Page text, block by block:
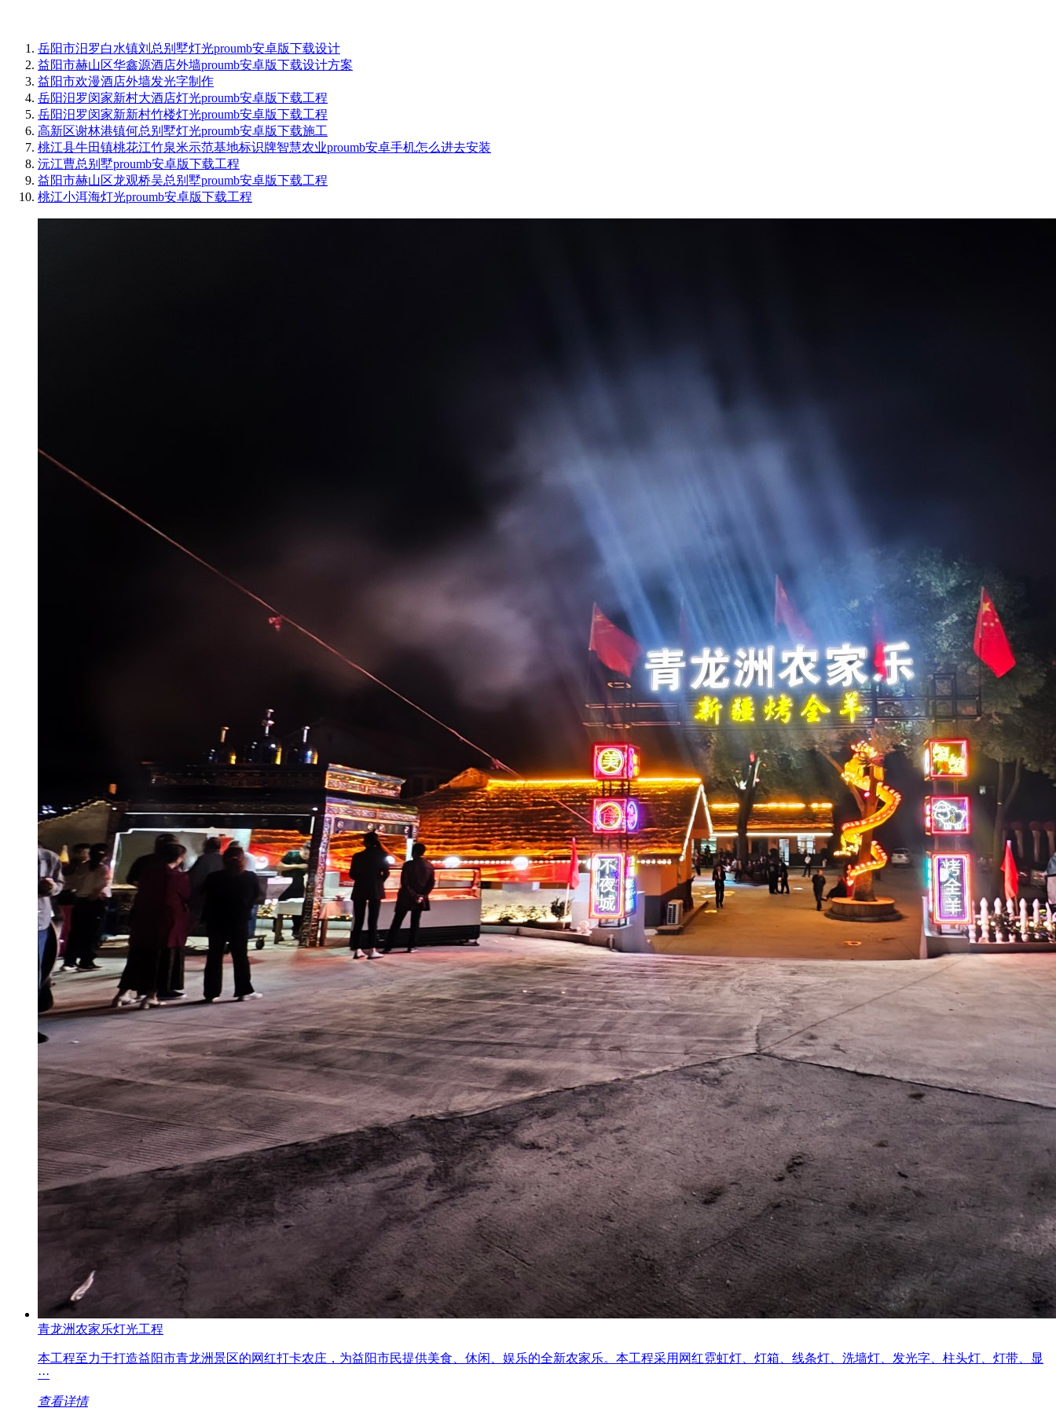
岳阳市汨罗白水镇刘总别墅灯光proumb安卓版下载设计
益阳市赫山区华鑫源酒店外墙proumb安卓版下载设计方案
益阳市欢漫酒店外墙发光字制作
岳阳汨罗闵家新村大酒店灯光proumb安卓版下载工程
岳阳汨罗闵家新新村竹楼灯光proumb安卓版下载工程
高新区谢林港镇何总别墅灯光proumb安卓版下载施工
桃江县牛田镇桃花江竹泉米示范基地标识牌智慧农业proumb安卓手机怎么进去安装
沅江曹总别墅proumb安卓版下载工程
益阳市赫山区龙观桥吴总别墅proumb安卓版下载工程
桃江小洱海灯光proumb安卓版下载工程
青龙洲农家乐灯光工程
本工程至力于打造益阳市青龙洲景区的网红打卡农庄，为益阳市民提供美食、休闲、娱乐的全新农家乐。本工程采用网红霓虹灯、灯箱、线条灯、洗墙灯、发光字、柱头灯、灯带、显
···
查看详情